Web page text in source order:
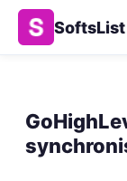
SoftsList